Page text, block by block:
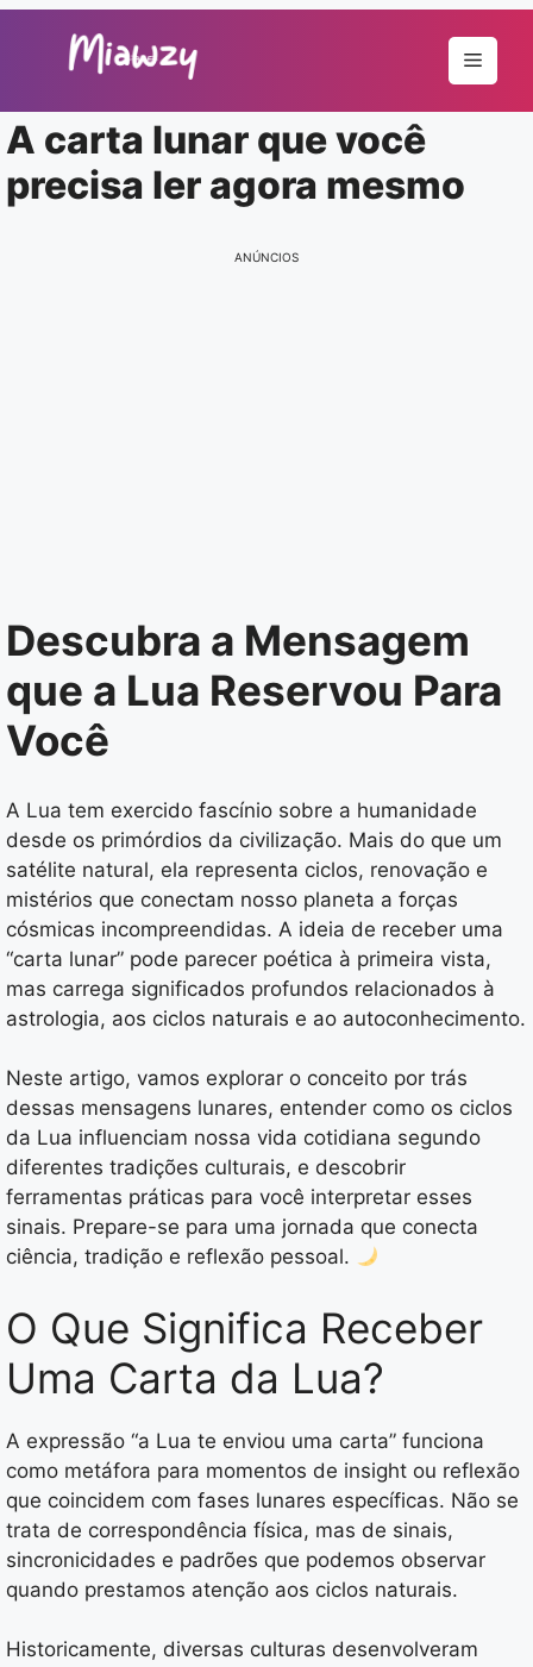
conteúdo
Menu
A carta lunar que você
precisa ler agora mesmo
ANÚNCIOS
Descubra a Mensagem
que a Lua Reservou Para
Você
A Lua tem exercido fascínio sobre a humanidade
desde os primórdios da civilização. Mais do que um
satélite natural, ela representa ciclos, renovação e
mistérios que conectam nosso planeta a forças
cósmicas incompreendidas. A ideia de receber uma
“carta lunar” pode parecer poética à primeira vista,
mas carrega significados profundos relacionados à
astrologia, aos ciclos naturais e ao autoconhecimento.
Neste artigo, vamos explorar o conceito por trás
dessas mensagens lunares, entender como os ciclos
da Lua influenciam nossa vida cotidiana segundo
diferentes tradições culturais, e descobrir
ferramentas práticas para você interpretar esses
sinais. Prepare-se para uma jornada que conecta
ciência, tradição e reflexão pessoal.
O Que Significa Receber
Uma Carta da Lua?
A expressão “a Lua te enviou uma carta” funciona
como metáfora para momentos de insight ou reflexão
que coincidem com fases lunares específicas. Não se
trata de correspondência física, mas de sinais,
sincronicidades e padrões que podemos observar
quando prestamos atenção aos ciclos naturais.
Historicamente, diversas culturas desenvolveram